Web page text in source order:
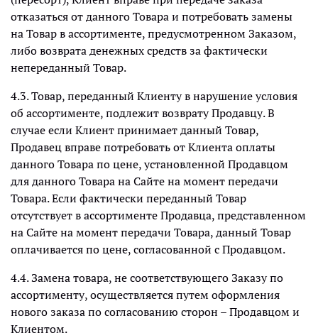
отказаться от данного Товара и потребовать замены
на Товар в ассортименте, предусмотренном Заказом,
либо возврата денежных средств за фактически
непереданный Товар.
4.3. Товар, переданный Клиенту в нарушение условия
об ассортименте, подлежит возврату Продавцу. В
случае если Клиент принимает данный Товар,
Продавец вправе потребовать от Клиента оплаты
данного Товара по цене, установленной Продавцом
для данного Товара на Сайте на момент передачи
Товара. Если фактически переданный Товар
отсутствует в ассортименте Продавца, представленном
на Сайте на момент передачи Товара, данный Товар
оплачивается по цене, согласованной с Продавцом.
4.4. Замена товара, не соответствующего Заказу по
ассортименту, осуществляется путем оформления
нового заказа по согласованию сторон – Продавцом и
Клиентом.